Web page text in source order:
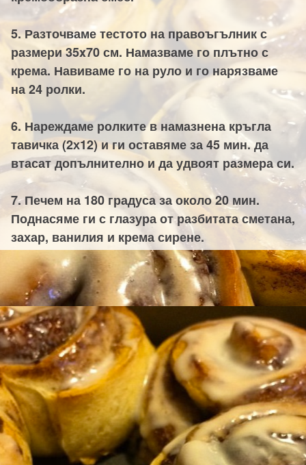
5. Разточваме тестото на правоъгълник с
размери 35x70 см. Намазваме го плътно с
крема. Навиваме го на руло и го нарязваме
на 24 ролки.
6. Нареждаме ролките в намазнена кръгла
тавичка (2х12) и ги оставяме за 45 мин. да
втасат допълнително и да удвоят размера си.
7. Печем на 180 градуса за около 20 мин.
Поднасяме ги с глазура от разбитата сметана,
захар, ванилия и крема сирене.